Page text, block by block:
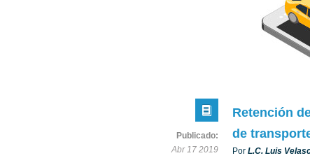
Retención
de
Por L.C. Luis
Publicado:
Abr 17 2019